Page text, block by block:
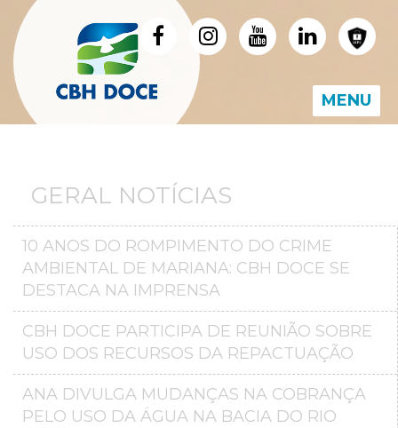
MENU
GERAL NOTÍCIAS
10 ANOS DO ROMPIMENTO DO CRIME
AMBIENTAL DE MARIANA: CBH DOCE SE
DESTACA NA IMPRENSA
CBH DOCE PARTICIPA DE REUNIÃO SOBRE
USO DOS RECURSOS DA REPACTUAÇÃO
ANA DIVULGA MUDANÇAS NA COBRANÇA
PELO USO DA ÁGUA NA BACIA DO RIO